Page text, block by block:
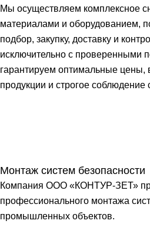
Мы осуществляем комплексное
материалами и оборудованием,
подбор, закупку, доставку и
исключительно с проверенными
гарантируем оптимальные цены,
продукции и строгое соблюдение
Монтаж систем безопасности
Компания ООО «КОНТУР-ЗЕТ»
профессионального монтажа
промышленных объектов.